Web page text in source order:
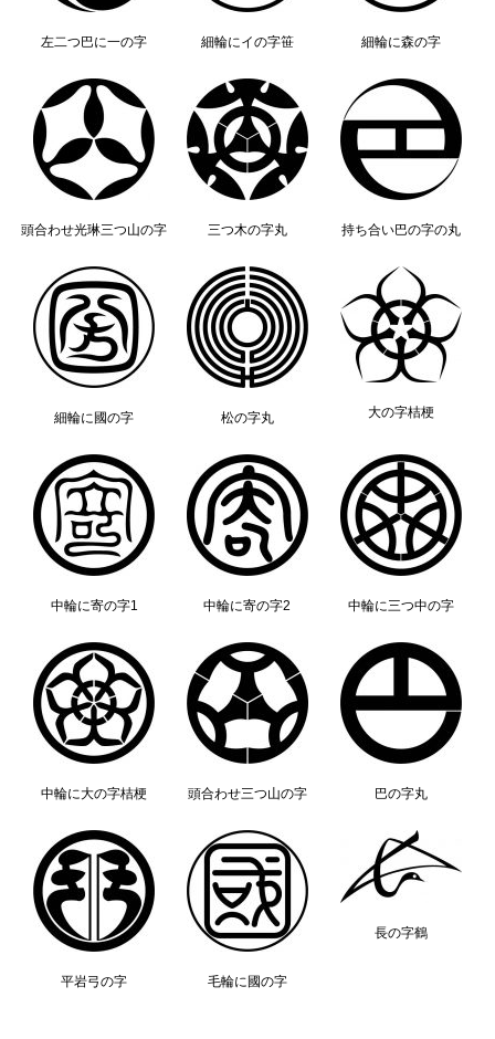
左二つ巴に一の字 細輪にイの字笹 細輪に森の字
頭合わせ光琳三つ山の字 三つ木の字丸 持ち合い巴の字の丸
細輪に國の字 松の字丸 大の字桔梗
中輪に寄の字1 中輪に寄の字2 中輪に三つ中の字
中輪に大の字桔梗 頭合わせ三つ山の字 巴の字丸
平岩弓の字 毛輪に國の字
長の字鶴